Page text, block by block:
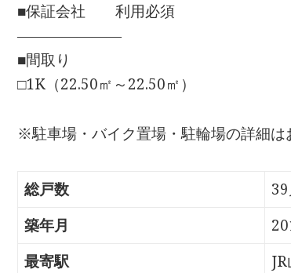
■保証会社 利用必須
―――――――
■間取り
□1K（22.50㎡～22.50㎡）
※駐車場・バイク置場・駐輪場の詳細は
総戸数
築年月
最寄駅